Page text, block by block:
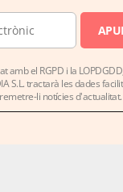
amb el RGPD i la
S.L. tractarà les dades
li notícies d'actualitat.